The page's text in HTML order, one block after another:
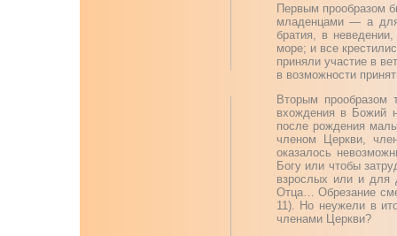
Первым прообразом
младенцами — а
братия, в
море; и все
приняли участие в
в возможности
Вторым прообразом
вхождения в Божий
после рождения
членом Церкви,
оказалось
Богу или чтобы
взрослых или и для
Отца… Обрезание
11). Но неужели в
членами Церкви?